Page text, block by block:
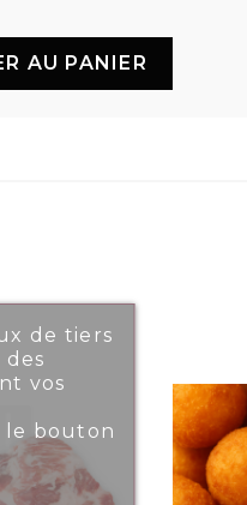
AU PANIER
de tiers
vos
le bouton